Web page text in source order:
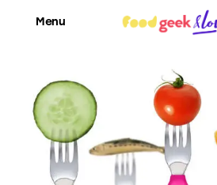
Menu
Food’News
Food’Com